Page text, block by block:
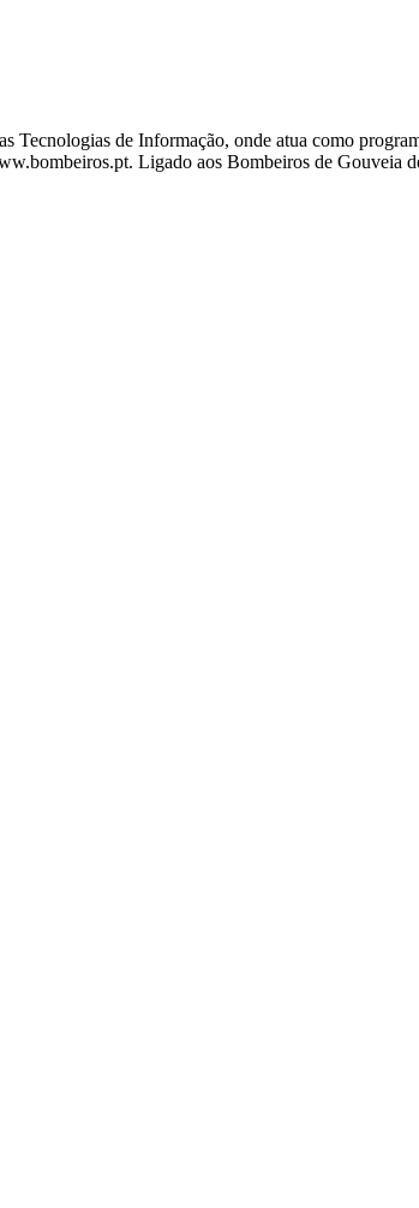
Tecnologias de Informação, onde atua como
Ligado aos Bombeiros de Gouveia